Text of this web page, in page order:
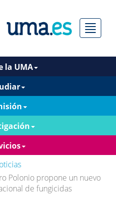
Menú
la UMA
Polonio propone un nuevo
de fungicidas